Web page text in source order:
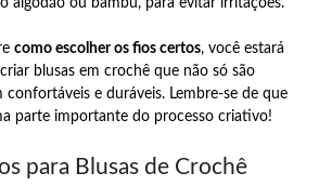
como escolher os fios certos, você estará
blusas em crochê que não só são
confortáveis e duráveis. Lembre-se de que
parte importante do processo criativo!
para Blusas de Crochê